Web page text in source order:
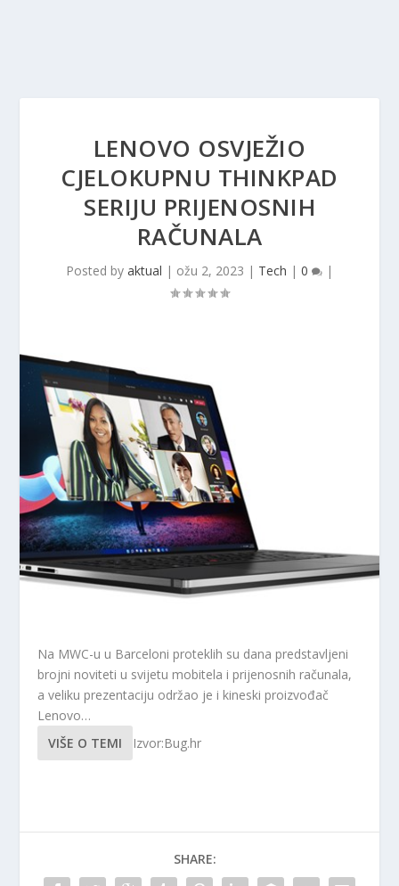
LENOVO OSVJEŽIO
CJELOKUPNU THINKPAD
SERIJU PRIJENOSNIH
RAČUNALA
Posted by aktual | ožu 2, 2023 | Tech | 0 |
Na MWC-u u Barceloni proteklih su dana predstavljeni
brojni noviteti u svijetu mobitela i prijenosnih računala,
a veliku prezentaciju održao je i kineski proizvođač
Lenovo…
VIŠE O TEMI
Izvor:Bug.hr
SHARE: